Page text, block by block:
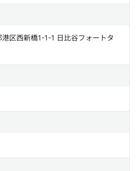
区西新橋1-1-1 日比谷フォートタ